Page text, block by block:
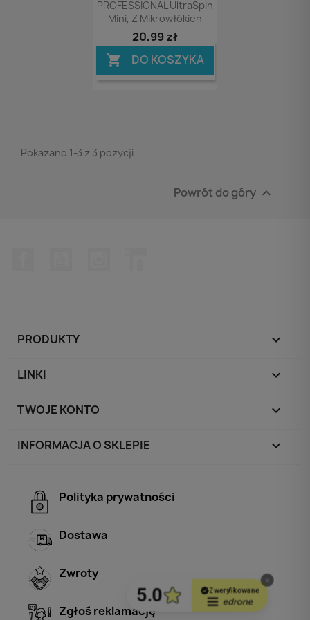
PROFESSIONAL UltraSpin
Mini, Z Mikrowłókien
20,99 zł
 DO KOSZYKA
Pokazano 1-3 z 3 pozycji
Powrót do góry 
PRODUKTY 
LINKI 
TWOJE KONTO 
INFORMACJA O SKLEPIE keyboard_arrow_down
Polityka prywatności
Dostawa
Zwroty
Zgłoś reklamację